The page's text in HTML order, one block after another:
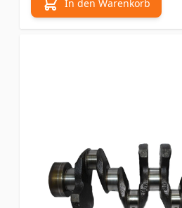
In den Warenkorb